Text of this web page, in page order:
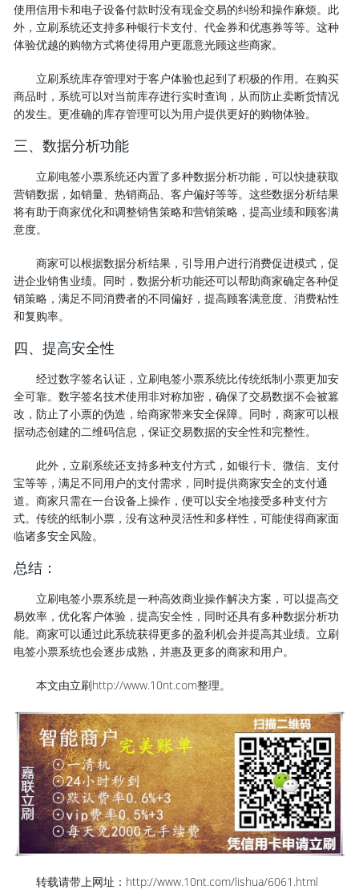
使用信用卡和电子设备付款时没有现金交易的纠纷和操作麻烦。此
外，立刷系统还支持多种银行卡支付、代金券和优惠券等等。这种
体验优越的购物方式将使得用户更愿意光顾这些商家。
立刷系统库存管理对于客户体验也起到了积极的作用。在购买
商品时，系统可以对当前库存进行实时查询，从而防止卖断货情况
的发生。更准确的库存管理可以为用户提供更好的购物体验。
三、数据分析功能
立刷电签小票系统还内置了多种数据分析功能，可以快捷获取
营销数据，如销量、热销商品、客户偏好等等。这些数据分析结果
将有助于商家优化和调整销售策略和营销策略，提高业绩和顾客满
意度。
商家可以根据数据分析结果，引导用户进行消费促进模式，促
进企业销售业绩。同时，数据分析功能还可以帮助商家确定各种促
销策略，满足不同消费者的不同偏好，提高顾客满意度、消费粘性
和复购率。
四、提高安全性
经过数字签名认证，立刷电签小票系统比传统纸制小票更加安
全可靠。数字签名技术使用非对称加密，确保了交易数据不会被篡
改，防止了小票的伪造，给商家带来安全保障。同时，商家可以根
据动态创建的二维码信息，保证交易数据的安全性和完整性。
此外，立刷系统还支持多种支付方式，如银行卡、微信、支付
宝等等，满足不同用户的支付需求，同时提供商家安全的支付通
道。商家只需在一台设备上操作，便可以安全地接受多种支付方
式。传统的纸制小票，没有这种灵活性和多样性，可能使得商家面
临诸多安全风险。
总结：
立刷电签小票系统是一种高效商业操作解决方案，可以提高交
易效率，优化客户体验，提高安全性，同时还具有多种数据分析功
能。商家可以通过此系统获得更多的盈利机会并提高其业绩。立刷
电签小票系统也会逐步成熟，并惠及更多的商家和用户。
本文由立刷http://www.10nt.com整理。
转载请带上网址：http://www.10nt.com/lishua/6061.html